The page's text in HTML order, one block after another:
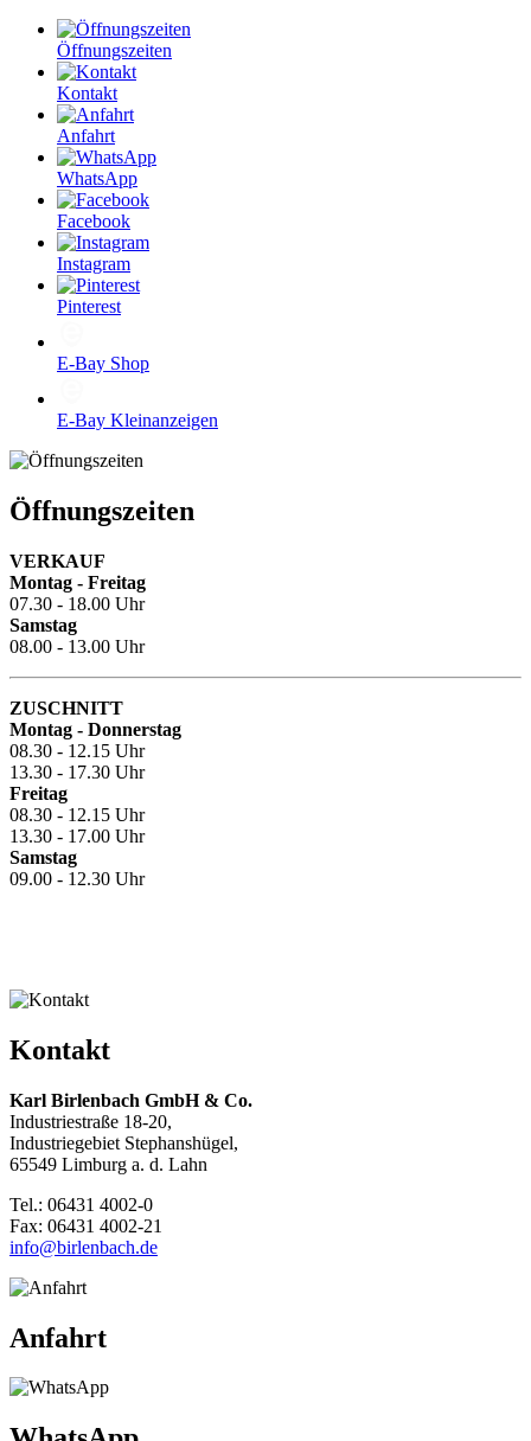
Öffnungszeiten
Kontakt
Anfahrt
WhatsApp
Facebook
Instagram
Pinterest
E-Bay Shop
E-Bay Kleinanzeigen
Öffnungszeiten
VERKAUF
Montag - Freitag
07.30 - 18.00 Uhr
Samstag
08.00 - 13.00 Uhr
ZUSCHNITT
Montag - Donnerstag
08.30 - 12.15 Uhr
13.30 - 17.30 Uhr
Freitag
08.30 - 12.15 Uhr
13.30 - 17.00 Uhr
Samstag
09.00 - 12.30 Uhr
Kontakt
Karl Birlenbach GmbH & Co.
Industriestraße 18-20,
Industriegebiet Stephanshügel,
65549 Limburg a. d. Lahn
Tel.: 06431 4002-0
Fax: 06431 4002-21
info@birlenbach.de
Anfahrt